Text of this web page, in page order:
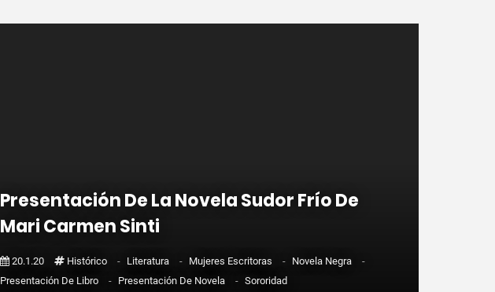
Presentación De La Novela Sudor Frío De
Mari Carmen Sinti
20.1.20 Histórico - Literatura - Mujeres Escritoras - Novela Negra
-
Presentación De Libro
- Presentación De Novela - Sororidad